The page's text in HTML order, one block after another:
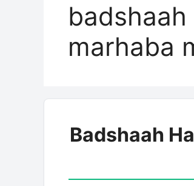
marhaba
Badshaah